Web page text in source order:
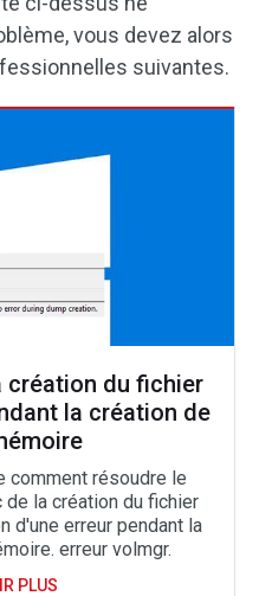
vous devez alors
suivantes.
création du fichier
la création de
comment résoudre le
de la création du fichier
d'une erreur pendant la
erreur volmgr.
PLUS